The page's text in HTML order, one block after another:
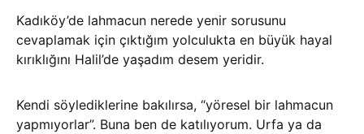
Kadıköy’de lahmacun nerede yenir sorusunu
cevaplamak için çıktığım yolculukta en büyük hayal
kırıklığını Halil’de yaşadım desem yeridir.
Kendi söylediklerine bakılırsa, “yöresel bir lahmacun
yapmıyorlar”. Buna ben de katılıyorum. Urfa ya da